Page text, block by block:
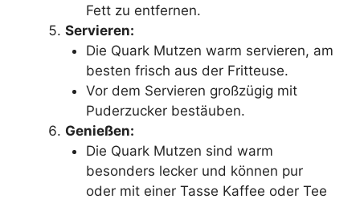
Fett zu entfernen.
Servieren:
Die Quark Mutzen warm servieren, am
besten frisch aus der Fritteuse.
Vor dem Servieren großzügig mit
Puderzucker bestäuben.
Genießen:
Die Quark Mutzen sind warm
besonders lecker und können pur
oder mit einer Tasse Kaffee oder Tee